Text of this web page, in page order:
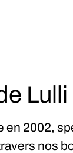
Lulli
en 2002,
nos